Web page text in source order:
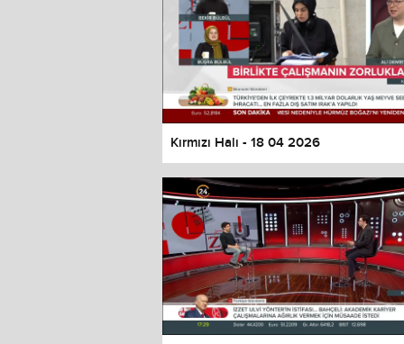
Kırmızı Halı - 18 04 2026